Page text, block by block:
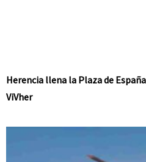
Herencia llena la Plaza de
ViVher